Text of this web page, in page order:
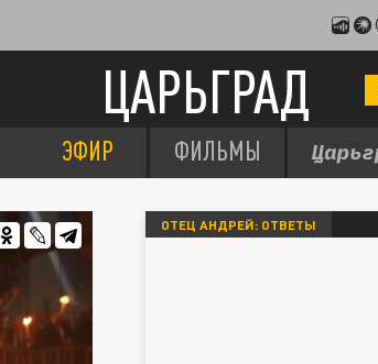
ЦАРЬГРАД
ЭФИР ФИЛЬМЫ
ОТЕЦ АНДРЕЙ: ОТВЕТЫ